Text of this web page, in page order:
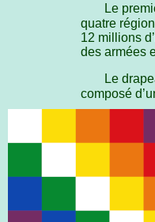
Le
quatre
12 millions
des armées
Le
composé